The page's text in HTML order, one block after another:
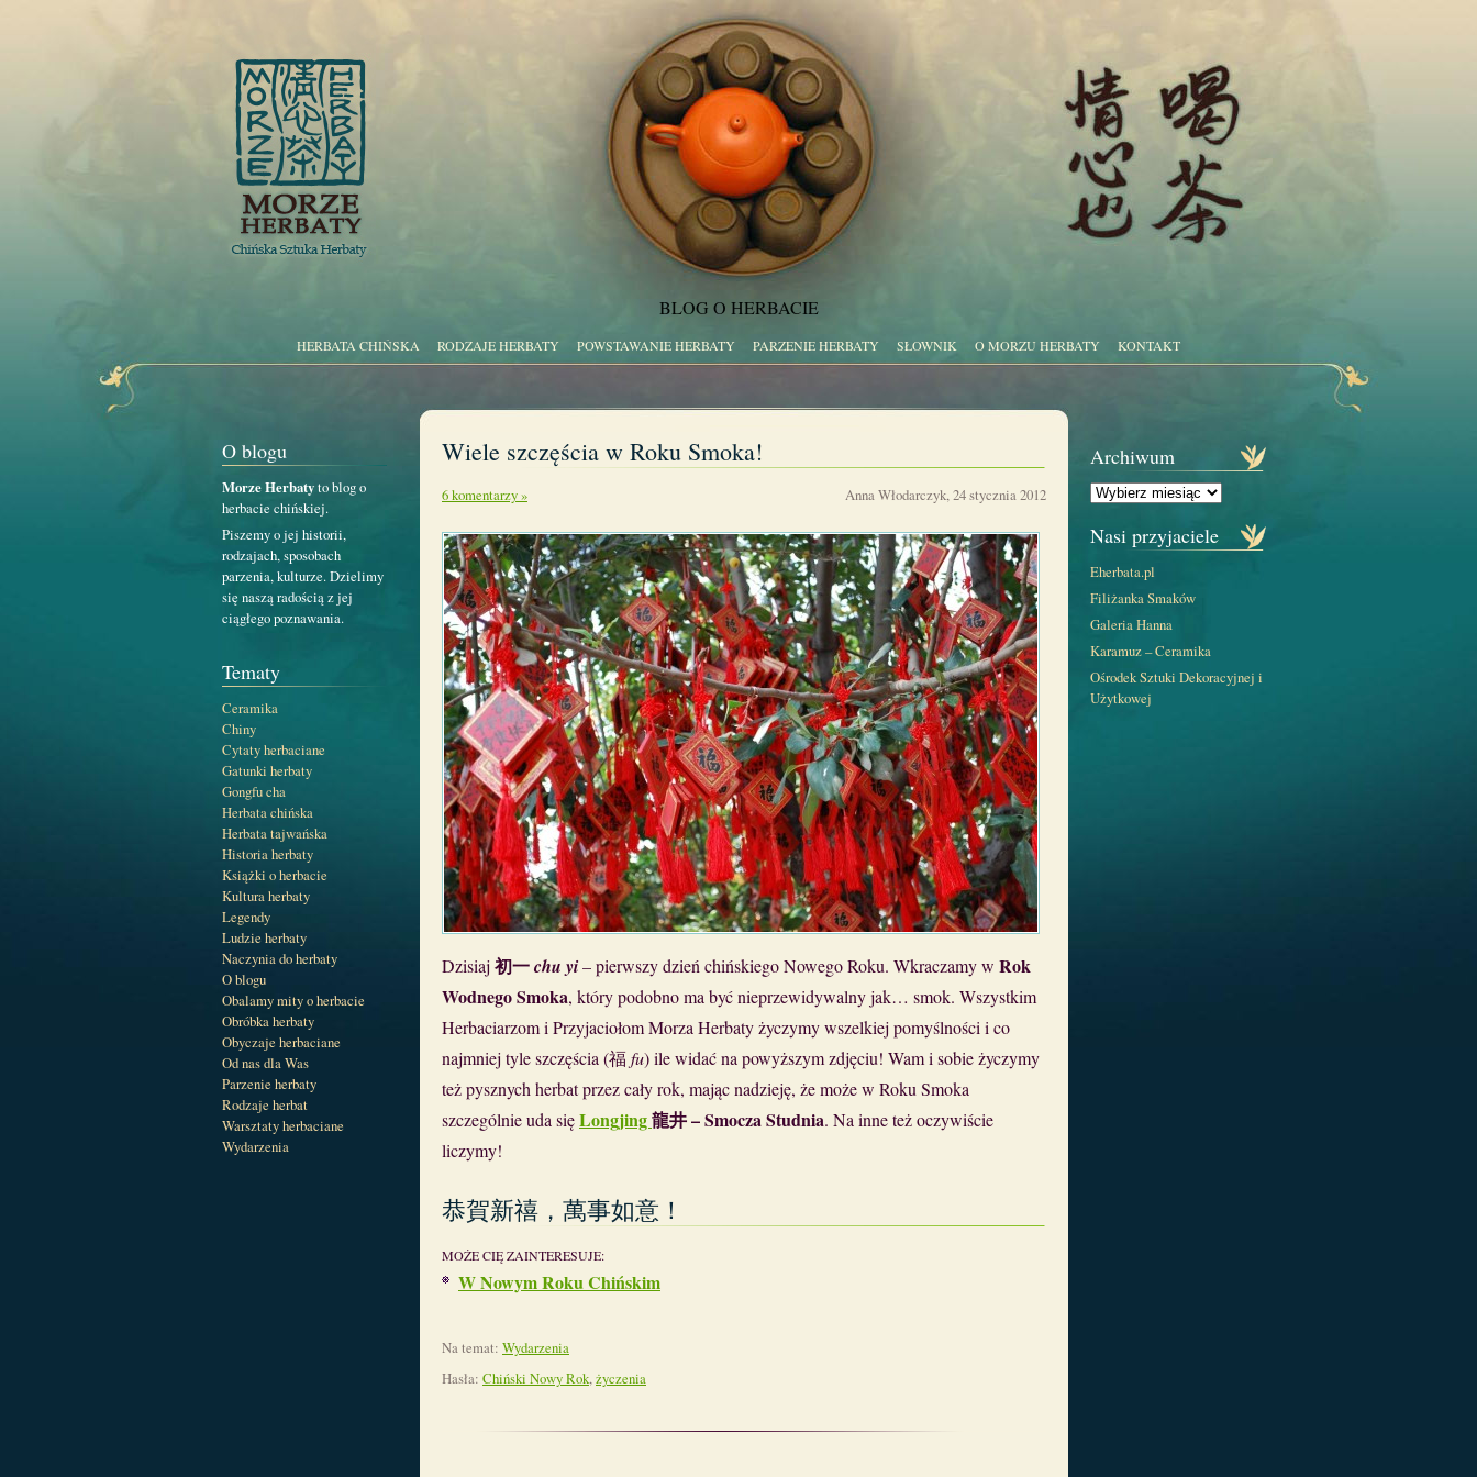
BLOG O HERBACIE
HERBATA CHIŃSKA RODZAJE HERBATY POWSTAWANIE HERBATY PARZENIE HERBATY SŁOWNIK O MORZU HERBATY KONTAKT
O blogu
Morze Herbatyto blog o
herbacie chińskiej.
Piszemy o jej historii,
rodzajach, sposobach
parzenia, kulturze. Dzielimy
się naszą radością z jej
ciągłego poznawania.
Tematy
Ceramika
Chiny
Cytaty herbaciane
Gatunki herbaty
Gongfu cha
Herbata chińska
Herbata tajwańska
Historia herbaty
Książki o herbacie
Kultura herbaty
Legendy
Ludzie herbaty
Naczynia do herbaty
O blogu
Obalamy mity o herbacie
Obróbka herbaty
Obyczaje herbaciane
Od nas dla Was
Parzenie herbaty
Rodzaje herbat
Warsztaty herbaciane
Wydarzenia
Wiele szczęścia w Roku Smoka!
Anna Włodarczyk, 24 stycznia 2012
6 komentarzy »
Dzisiaj 初一chu yi– pierwszy dzień chińskiego Nowego Roku. Wkraczamy w Rok
Wodnego Smoka, który podobno ma być nieprzewidywalny jak… smok. Wszystkim
Herbaciarzom i Przyjaciołom Morza Herbaty życzymy wszelkiej pomyślności i co
najmniej tyle szczęścia (福fu) ile widać na powyższym zdjęciu! Wam i sobie życzymy
też pysznych herbat przez cały rok, mając nadzieję, że może w Roku Smoka
szczególnie uda sięLongjing龍井 – Smocza Studnia. Na inne też oczywiście
liczymy!
恭賀新禧，萬事如意！
MOŻE CIĘ ZAINTERESUJE:
W Nowym Roku Chińskim
Na temat: Wydarzenia
Hasła: Chiński Nowy Rok,życzenia
Archiwum
Archiwum
Nasi przyjaciele
Eherbata.pl
Filiżanka Smaków
Galeria Hanna
Karamuz – Ceramika
Ośrodek Sztuki Dekoracyjnej i
Użytkowej